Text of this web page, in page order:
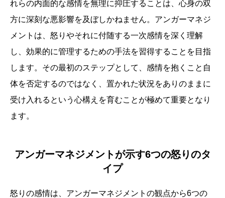
れらの内面的な感情を無理に抑圧することは、心身の双
方に深刻な悪影響を及ぼしかねません。アンガーマネジ
メントは、怒りやそれに付随する一次感情を深く理解
し、効果的に管理するための手法を習得することを目指
します。その最初のステップとして、感情を抱くこと自
体を否定するのではなく、置かれた状況をありのままに
受け入れるという心構えを育むことが極めて重要となり
ます。
アンガーマネジメントが示す6つの怒りのタ
イプ
怒りの感情は、アンガーマネジメントの観点から6つの